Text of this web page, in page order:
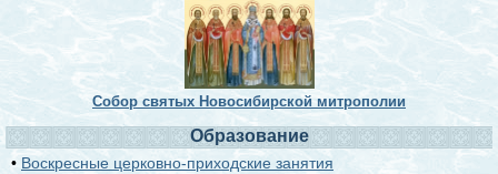
Собор святых Новосибирской митрополии
Образование
• Воскресные церковно-приходские занятия